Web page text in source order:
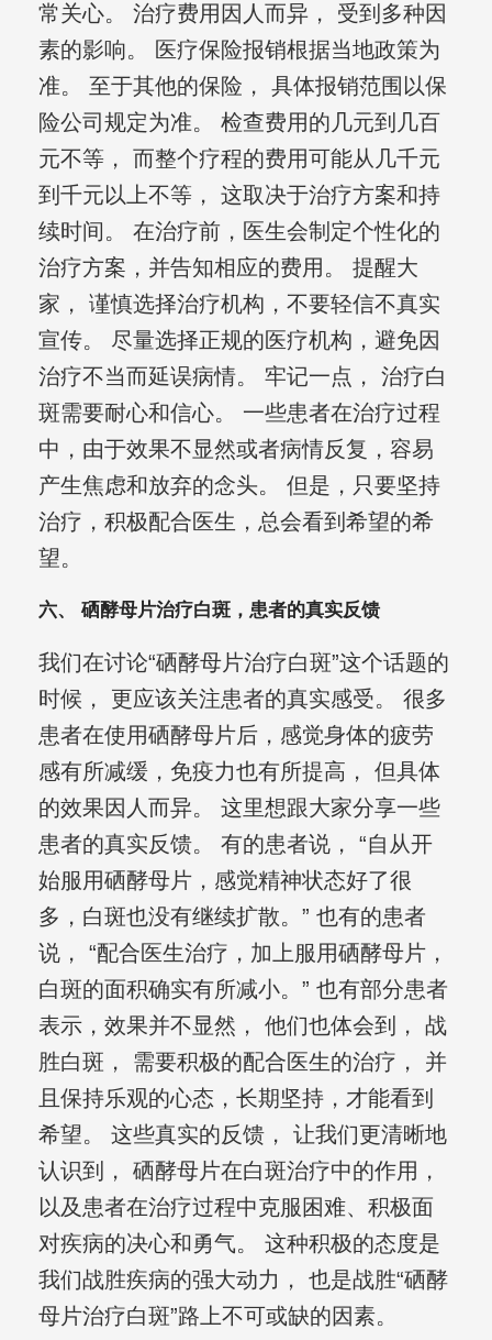
常关心。 治疗费用因人而异， 受到多种因
素的影响。 医疗保险报销根据当地政策为
准。 至于其他的保险， 具体报销范围以保
险公司规定为准。 检查费用的几元到几百
元不等， 而整个疗程的费用可能从几千元
到千元以上不等， 这取决于治疗方案和持
续时间。 在治疗前，医生会制定个性化的
治疗方案，并告知相应的费用。 提醒大
家， 谨慎选择治疗机构，不要轻信不真实
宣传。 尽量选择正规的医疗机构，避免因
治疗不当而延误病情。 牢记一点， 治疗白
斑需要耐心和信心。 一些患者在治疗过程
中，由于效果不显然或者病情反复，容易
产生焦虑和放弃的念头。 但是，只要坚持
治疗，积极配合医生，总会看到希望的希
望。
六、 硒酵母片治疗白斑，患者的真实反馈
我们在讨论“硒酵母片治疗白斑”这个话题的
时候， 更应该关注患者的真实感受。 很多
患者在使用硒酵母片后，感觉身体的疲劳
感有所减缓，免疫力也有所提高， 但具体
的效果因人而异。 这里想跟大家分享一些
患者的真实反馈。 有的患者说， “自从开
始服用硒酵母片，感觉精神状态好了很
多，白斑也没有继续扩散。” 也有的患者
说， “配合医生治疗，加上服用硒酵母片，
白斑的面积确实有所减小。” 也有部分患者
表示，效果并不显然， 他们也体会到， 战
胜白斑， 需要积极的配合医生的治疗， 并
且保持乐观的心态，长期坚持，才能看到
希望。 这些真实的反馈， 让我们更清晰地
认识到， 硒酵母片在白斑治疗中的作用，
以及患者在治疗过程中克服困难、积极面
对疾病的决心和勇气。 这种积极的态度是
我们战胜疾病的强大动力， 也是战胜“硒酵
母片治疗白斑”路上不可或缺的因素。